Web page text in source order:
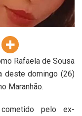
Rafaela de Sousa
deste domingo (26)
Maranhão.
pelo ex-